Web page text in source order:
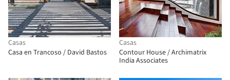
Casas
Casa en Trancoso / David Bastos
Casas
Contour House / Archimatrix
India Associates